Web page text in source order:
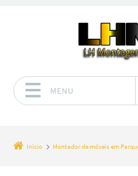
MENU
Início Montador de móveis em